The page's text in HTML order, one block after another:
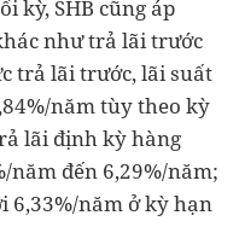
kỳ, SHB cũng áp
như trả lãi trước
trả lãi trước, lãi suất
năm tùy theo kỳ
lãi định kỳ hàng
năm đến 6,29%/năm;
6,33%/năm ở kỳ hạn